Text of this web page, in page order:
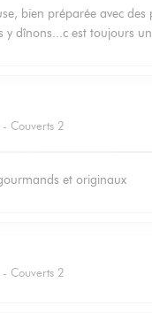
bien préparée avec
y dînons...c est toujours
Couverts 2
et originaux
Couverts 2